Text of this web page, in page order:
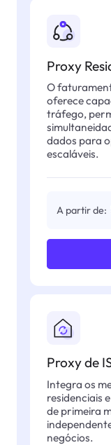
Proxy
O
oferece
tráfego,
dados para
escaláveis.
A partir de:
Proxy de
Integra os
residenciais
de primeira
negócios.